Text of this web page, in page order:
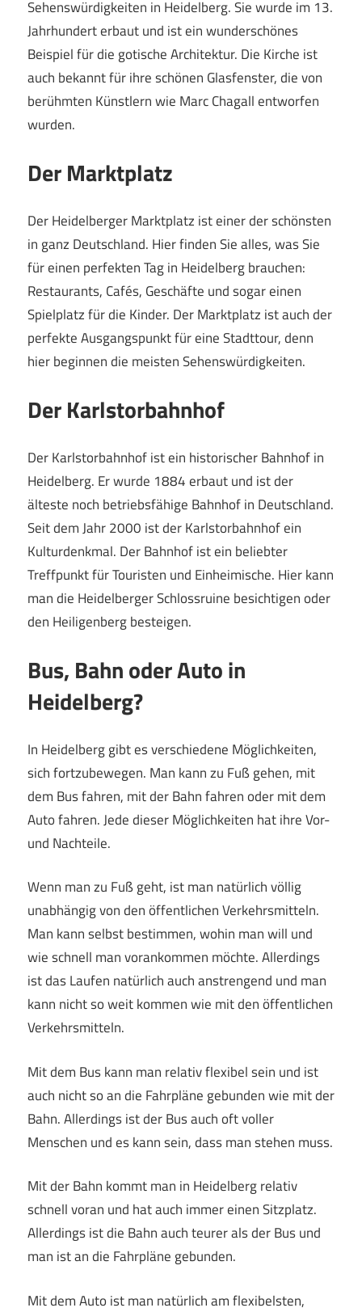
Sehenswürdigkeiten in Heidelberg. Sie wurde im 13.
Jahrhundert erbaut und ist ein wunderschönes
Beispiel für die gotische Architektur. Die Kirche ist
auch bekannt für ihre schönen Glasfenster, die von
berühmten Künstlern wie Marc Chagall entworfen
wurden.
Der Marktplatz
Der Heidelberger Marktplatz ist einer der schönsten
in ganz Deutschland. Hier finden Sie alles, was Sie
für einen perfekten Tag in Heidelberg brauchen:
Restaurants, Cafés, Geschäfte und sogar einen
Spielplatz für die Kinder. Der Marktplatz ist auch der
perfekte Ausgangspunkt für eine Stadttour, denn
hier beginnen die meisten Sehenswürdigkeiten.
Der Karlstorbahnhof
Der Karlstorbahnhof ist ein historischer Bahnhof in
Heidelberg. Er wurde 1884 erbaut und ist der
älteste noch betriebsfähige Bahnhof in Deutschland.
Seit dem Jahr 2000 ist der Karlstorbahnhof ein
Kulturdenkmal. Der Bahnhof ist ein beliebter
Treffpunkt für Touristen und Einheimische. Hier kann
man die Heidelberger Schlossruine besichtigen oder
den Heiligenberg besteigen.
Bus, Bahn oder Auto in
Heidelberg?
In Heidelberg gibt es verschiedene Möglichkeiten,
sich fortzubewegen. Man kann zu Fuß gehen, mit
dem Bus fahren, mit der Bahn fahren oder mit dem
Auto fahren. Jede dieser Möglichkeiten hat ihre Vor-
und Nachteile.
Wenn man zu Fuß geht, ist man natürlich völlig
unabhängig von den öffentlichen Verkehrsmitteln.
Man kann selbst bestimmen, wohin man will und
wie schnell man vorankommen möchte. Allerdings
ist das Laufen natürlich auch anstrengend und man
kann nicht so weit kommen wie mit den öffentlichen
Verkehrsmitteln.
Mit dem Bus kann man relativ flexibel sein und ist
auch nicht so an die Fahrpläne gebunden wie mit der
Bahn. Allerdings ist der Bus auch oft voller
Menschen und es kann sein, dass man stehen muss.
Mit der Bahn kommt man in Heidelberg relativ
schnell voran und hat auch immer einen Sitzplatz.
Allerdings ist die Bahn auch teurer als der Bus und
man ist an die Fahrpläne gebunden.
Mit dem Auto ist man natürlich am flexibelsten,